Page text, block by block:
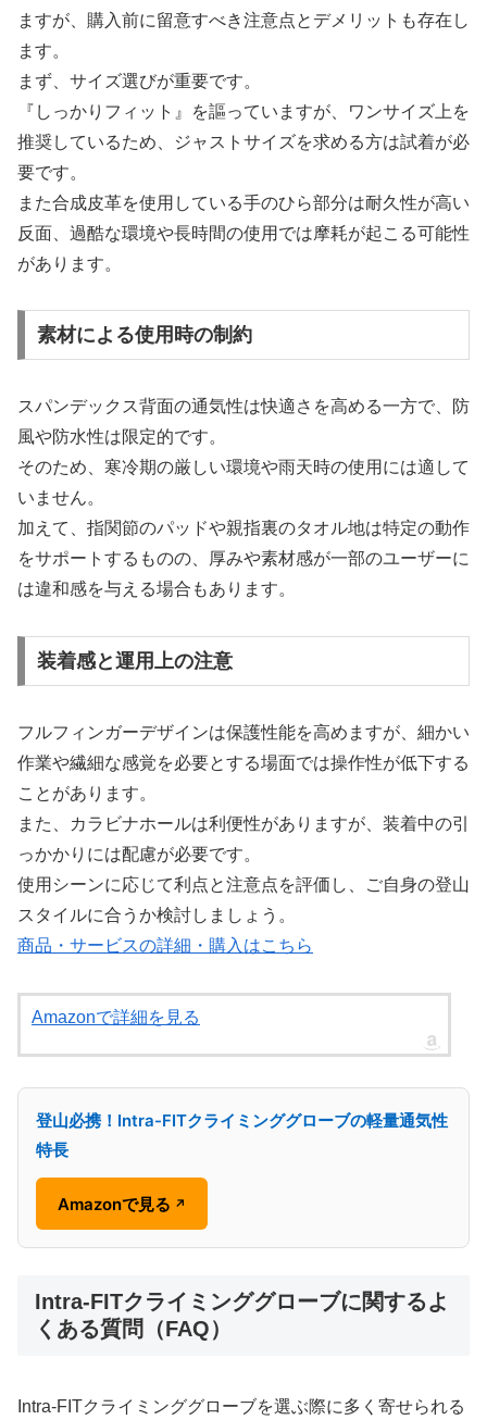
ますが、購入前に留意すべき注意点とデメリットも存在し
ます。
まず、サイズ選びが重要です。
『しっかりフィット』を謳っていますが、ワンサイズ上を
推奨しているため、ジャストサイズを求める方は試着が必
要です。
また合成皮革を使用している手のひら部分は耐久性が高い
反面、過酷な環境や長時間の使用では摩耗が起こる可能性
があります。
素材による使用時の制約
スパンデックス背面の通気性は快適さを高める一方で、防
風や防水性は限定的です。
そのため、寒冷期の厳しい環境や雨天時の使用には適して
いません。
加えて、指関節のパッドや親指裏のタオル地は特定の動作
をサポートするものの、厚みや素材感が一部のユーザーに
は違和感を与える場合もあります。
装着感と運用上の注意
フルフィンガーデザインは保護性能を高めますが、細かい
作業や繊細な感覚を必要とする場面では操作性が低下する
ことがあります。
また、カラビナホールは利便性がありますが、装着中の引
っかかりには配慮が必要です。
使用シーンに応じて利点と注意点を評価し、ご自身の登山
スタイルに合うか検討しましょう。
商品・サービスの詳細・購入はこちら
Amazonで詳細を見る
登山必携！Intra-FITクライミンググローブの軽量通気性
特長
Amazonで見る ↗
Intra-FITクライミンググローブに関するよ
くある質問（FAQ）
Intra-FITクライミンググローブを選ぶ際に多く寄せられる